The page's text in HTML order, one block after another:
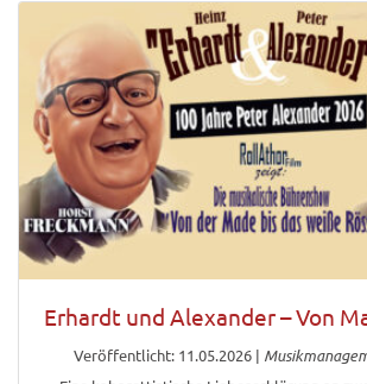
Erhardt und Alexander – Von
Veröffentlicht: 11.05.2026|